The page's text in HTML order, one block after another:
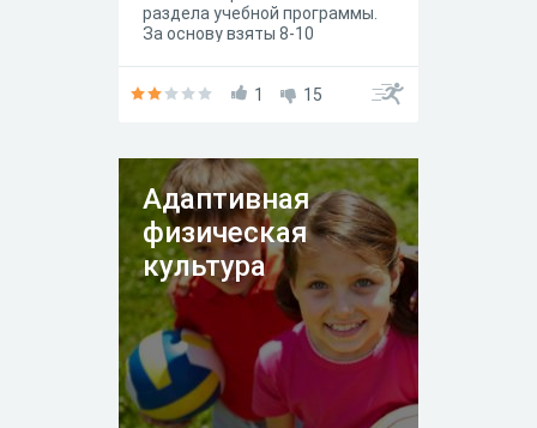
раздела учебной программы.
За основу взяты 8-10
класс", базовый уровень, М.:
1 15
Адаптивная
физическая
культура